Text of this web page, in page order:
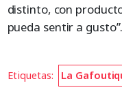
distinto, con
pueda sentir a gusto”.
Etiquetas: La